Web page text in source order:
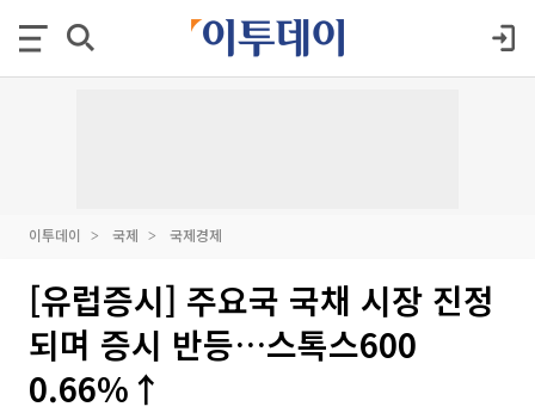
이투데이 국제 국제경제
[유럽증시] 주요국 국채 시장 진정
되며 증시 반등…스톡스600
0.66%↑